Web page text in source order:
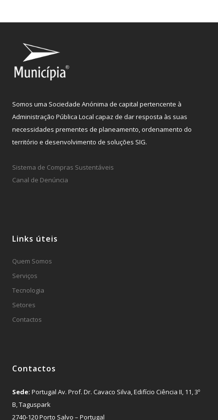
Somos uma Sociedade Anónima de capital pertencente à
Administração Pública Local capaz de dar resposta às suas
necessidades prementes de planeamento, ordenamento do
território e desenvolvimento de soluções SIG.
Sistema de Compras Sustentáveis
Canal de Denúncia
Links úteis
Quem Somos
Serviços
Tecnologia
Setores
Contactos
Contactos
Sede: Portugal Av. Prof. Dr. Cavaco Silva, Edifício Ciência II, 11, 3º
B, Taguspark
2740-120 Porto Salvo – Portugal